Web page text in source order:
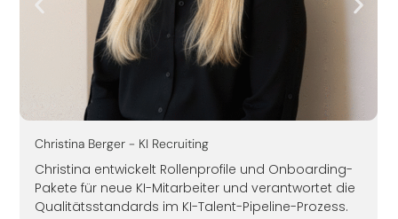
Berger - KI Recruiting
entwickelt Rollenprofile und Onboarding-
für neue KI-Mitarbeiter und verantwortet die
im KI-Talent-Pipeline-Prozess.